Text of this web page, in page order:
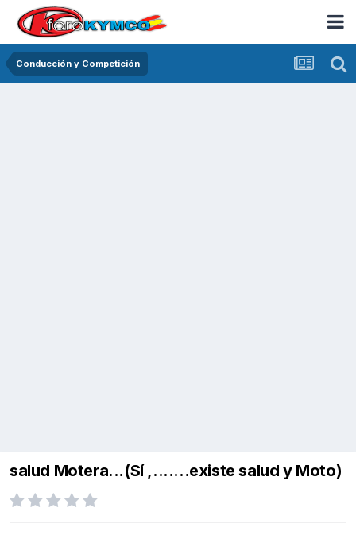
Conducción y Competición
salud Motera...(Sí ,.......existe salud y Moto)